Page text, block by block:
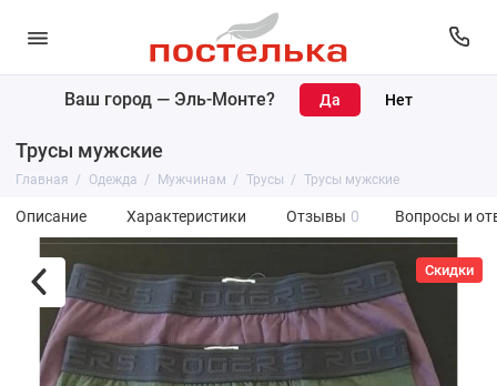
Ваш город — Эль-Монте?
Трусы мужские
Главная Одежда Мужчинам Трусы Трусы мужские
Описание Характеристики Отзывы 0 Вопросы и
Скидки